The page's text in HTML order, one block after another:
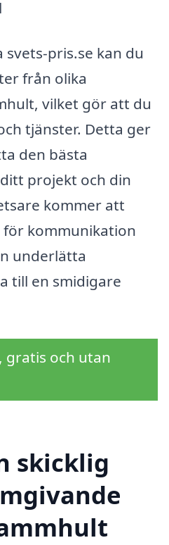
pris.se kan du
från olika
vilket gör att du
tjänster. Detta ger
den bästa
projekt och din
kommer att
kommunikation
underlätta
till en smidigare
gratis och utan
skicklig